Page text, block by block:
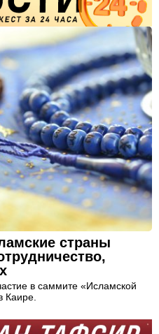
страны
в саммите «Исламской
Каире.